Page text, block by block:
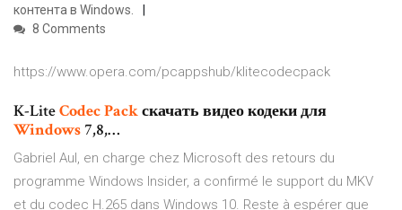
контента в Windows.
8 Comments
https://www.opera.com/pcappshub/klitecodecpack
K-LiteCodecPackскачать видео кодеки для
Windows7,8,…
Gabriel Aul, en charge chez Microsoft des retours du
programme Windows Insider, a confirmé le support du MKV
et du codec H.265 dans Windows 10. Reste à espérer que